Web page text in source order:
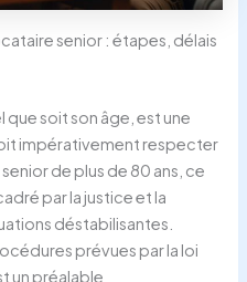
senior : étapes, délais
que soit son âge, est une
impérativement respecter
de plus de 80 ans, ce
par la justice et la
déstabilisantes.
prévues par la loi
un préalable